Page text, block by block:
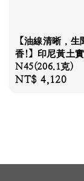
【油線清晰，生
香!】印尼黃土
N45(206.1克)
Regular
NT$ 4,120